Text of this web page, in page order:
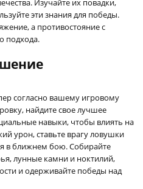
Изучайте их повадки,
эти знания для победы.
а противостояние с
подхода.
согласно вашему игровому
найдите свое лучшее
навыки, чтобы влиять на
урон, ставьте врагу ловушки
в ближнем бою. Собирайте
лунные камни и ноктилий,
и одерживайте победы над